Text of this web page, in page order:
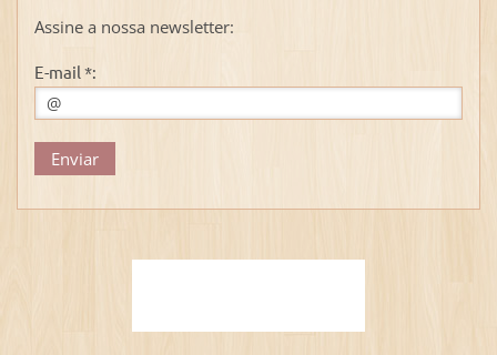
Assine a nossa newsletter:
E-mail *: